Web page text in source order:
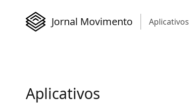
Jornal Movimento Aplicativos
Aplicativos